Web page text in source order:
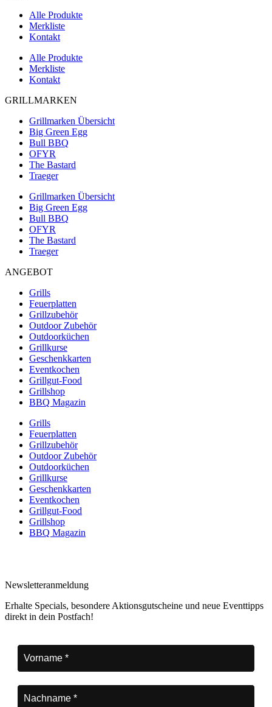
Alle Produkte
Merkliste
Kontakt
Alle Produkte
Merkliste
Kontakt
GRILLMARKEN
Grillmarken Übersicht
Big Green Egg
Bull BBQ
OFYR
The Bastard
Traeger
Grillmarken Übersicht
Big Green Egg
Bull BBQ
OFYR
The Bastard
Traeger
ANGEBOT
Grills
Feuerplatten
Grillzubehör
Outdoor Zubehör
Outdoorküchen
Grillkurse
Geschenkkarten
Eventkochen
Grillgut-Food
Grillshop
BBQ Magazin
Grills
Feuerplatten
Grillzubehör
Outdoor Zubehör
Outdoorküchen
Grillkurse
Geschenkkarten
Eventkochen
Grillgut-Food
Grillshop
BBQ Magazin
Newsletteranmeldung
Erhalte Specials, besondere Aktionsgutscheine und neue Eventtipps
direkt in dein Postfach!